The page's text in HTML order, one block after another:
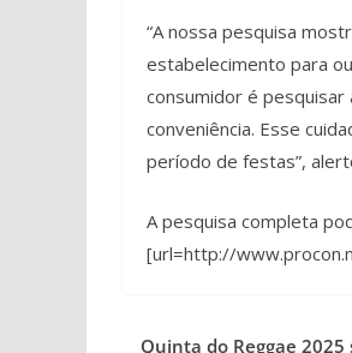
“A nossa pesquisa
estabelecimento para
consumidor é
conveniência. Esse
período de festas”,
A pesquisa completa
[url=http://
Quinta do Reggae